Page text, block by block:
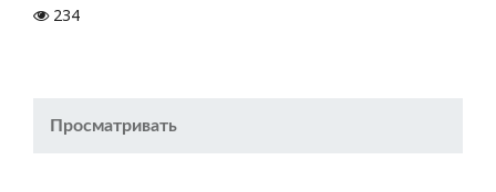
234
Просматривать